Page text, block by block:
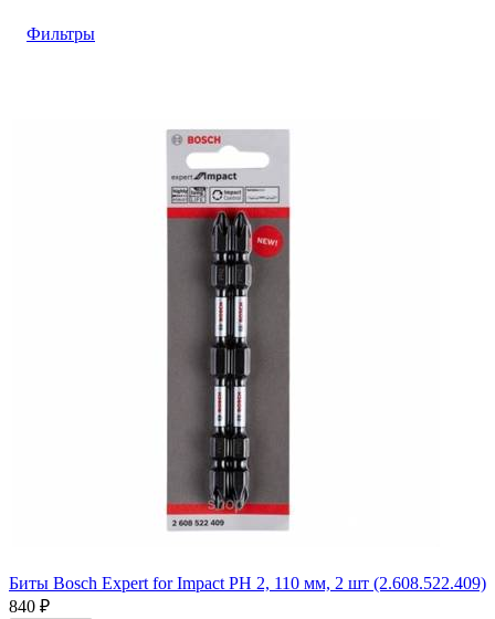
Фильтры
Биты Bosch Expert for Impact PH 2, 110 мм, 2 шт (2.608.522.409)
840 ₽